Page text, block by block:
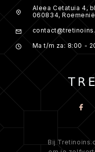
Aleea Cetatuia 4,
060834, Roemenië
Ma t/m za: 8:00 -
Bij